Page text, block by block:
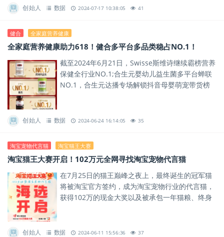
创始人 数据 2024-07-17 10:38:05 41
健合 全家庭营养健康
全家庭营养健康助力618！健合多平台多品类稳占NO.1！
截至2024年6月21日，Swisse斯维诗继续霸榜营养
保健全行业NO.1;合生元婴幼儿益生菌多平台蝉联
NO.1，合生元达播专场解锁抖音母婴萌宠带货榜
创始人 数据 2024-06-24 16:14:05 35
淘宝宠物代言猫 淘宝猫王大赛
淘宝猫王大赛开启！102万元全网寻找淘宝宠物代言猫
在7月25日的猫王巅峰之夜上，最终诞生的冠军猫
将被淘宝官方签约，成为淘宝宠物行业的代言猫，
获得102万的现金大奖以及被承包一年猫粮、终身
创始人 数据 2024-06-11 15:56:36 37